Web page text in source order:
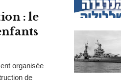
: le
organisée
de